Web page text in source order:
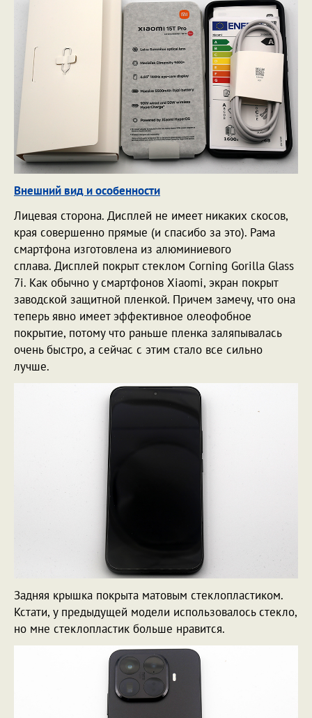
Внешний вид и особенности
Лицевая сторона. Дисплей не имеет никаких скосов,
края совершенно прямые (и спасибо за это). Рама
смартфона изготовлена из алюминиевого
сплава. Дисплей покрыт стеклом Corning Gorilla Glass
7i. Как обычно у смартфонов Xiaomi, экран покрыт
заводской защитной пленкой. Причем замечу, что она
теперь явно имеет эффективное олеофобное
покрытие, потому что раньше пленка заляпывалась
очень быстро, а сейчас с этим стало все сильно
лучше.
Задняя крышка покрыта матовым стеклопластиком.
Кстати, у предыдущей модели использовалось стекло,
но мне стеклопластик больше нравится.